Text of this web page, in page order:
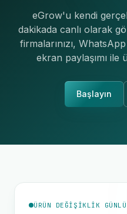
eGrow'u kendi
dakikada canlı olarak
firmalarınızı,
ekran paylaşımı ile
Başlayın
ÜRÜN DEĞIŞIKLIK